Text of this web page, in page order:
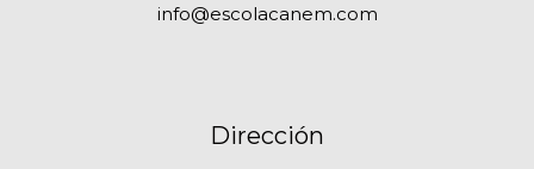
info@escolacanem.com
Dirección